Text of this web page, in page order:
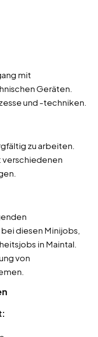
mit
Geräten.
und -techniken.
zu arbeiten.
verschiedenen
diesen Minijobs,
in Maintal.
von